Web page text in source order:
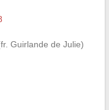
Guirlande de Julie)